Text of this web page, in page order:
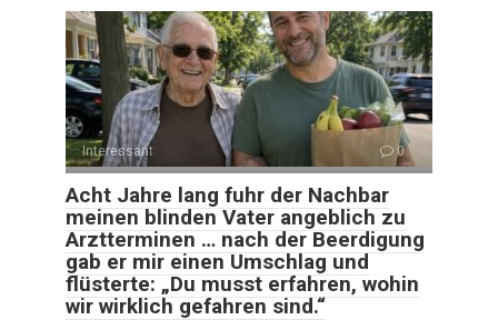
Interessant 0
Acht Jahre lang fuhr der Nachbar
meinen blinden Vater angeblich zu
Arztterminen … nach der Beerdigung
gab er mir einen Umschlag und
flüsterte: „Du musst erfahren, wohin
wir wirklich gefahren sind.“